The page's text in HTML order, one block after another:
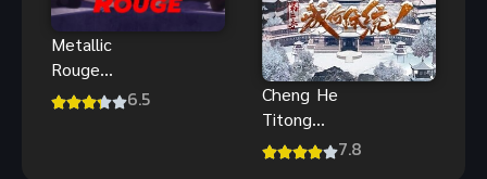
Metallic
Rouge
(2024) เมทัล
6.5
Cheng He
Titong
Season 2 7.8